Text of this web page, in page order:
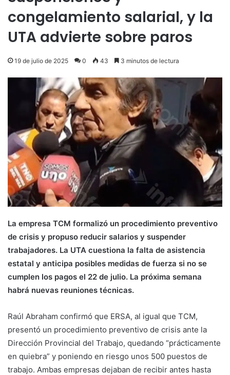
congelamiento salarial, y la
UTA advierte sobre paros
19 de julio de 2025 0 43 3 minutos de lectura
La empresa TCM formalizó un procedimiento preventivo
de crisis y propuso reducir salarios y suspender
trabajadores. La UTA cuestiona la falta de asistencia
estatal y anticipa posibles medidas de fuerza si no se
cumplen los pagos el 22 de julio. La próxima semana
habrá nuevas reuniones técnicas.
Raúl Abraham confirmó que ERSA, al igual que TCM,
presentó un procedimiento preventivo de crisis ante la
Dirección Provincial del Trabajo, quedando “prácticamente
en quiebra” y poniendo en riesgo unos 500 puestos de
trabajo. Ambas empresas dejaban de recibir antes hasta